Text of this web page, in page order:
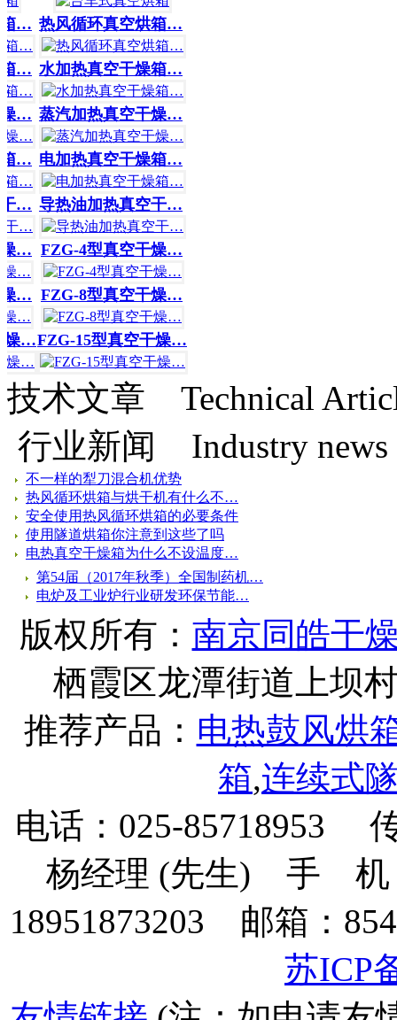
…
…
…
…
…
…
…
…
热风循环真空烘箱…
水加热真空干燥箱…
蒸汽加热真空干燥…
电加热真空干燥箱…
导热油加热真空干…
FZG-4型真空干燥…
FZG-8型真空干燥…
FZG-15型真空干燥…
技术文章 Technical
行业新闻 Industry news
不一样的犁刀混合机优势
热风循环烘箱与烘干机有什么不…
安全使用热风循环烘箱的必要条件
使用隧道烘箱你注意到这些了吗
电热真空干燥箱为什么不设温度…
第54届（2017年秋季）全国制药机…
电炉及工业炉行业研发环保节能…
版权所有： 南京同皓干
栖霞区龙潭街道上坝
推荐产品： 电热鼓风烘
箱,连续式
电话：025-85718953
杨经理 (先生) 手 机：
18951873203 邮箱：
苏ICP